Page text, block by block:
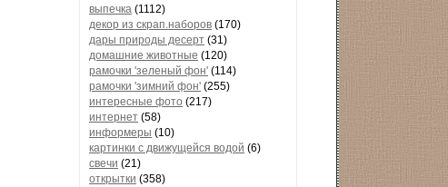
выпечка (1112)
декор из скрап.наборов (170)
дары природы десерт (31)
домашние животные (120)
рамочки 'зеленый фон' (114)
рамочки 'зимний фон' (255)
интересные фото (217)
интернет (58)
информеры (10)
картинки с движущейся водой (6)
свечи (21)
открытки (358)